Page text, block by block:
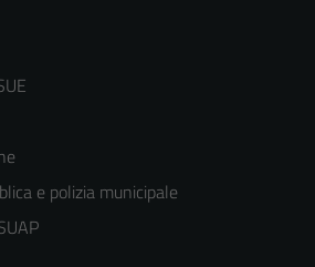
e polizia municipale